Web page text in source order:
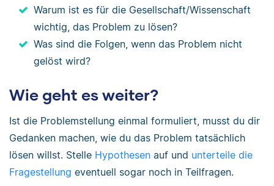
Warum ist es für die Gesellschaft/Wissenschaft
wichtig, das Problem zu lösen?
Was sind die Folgen, wenn das Problem nicht
gelöst wird?
Wie geht es weiter?
Ist die Problemstellung einmal formuliert, musst du dir
Gedanken machen, wie du das Problem tatsächlich
lösen willst. Stelle Hypothesen auf und unterteile die
Fragestellung eventuell sogar noch in Teilfragen.